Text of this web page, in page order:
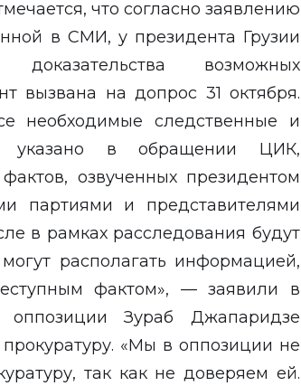
что согласно заявлению
в СМИ, у президента Грузии
возможных
вызвана на допрос 31 октября.
необходимые следственные и
указано в обращении ЦИК,
озвученных президентом
партиями и представителями
в рамках расследования будут
располагать информацией,
фактом», — заявили в
Зураб Джапаридзе
«Мы в оппозиции не
так как не доверяем ей.